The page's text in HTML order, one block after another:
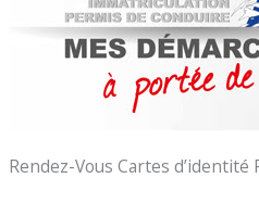
Rendez-Vous Cartes d’identité